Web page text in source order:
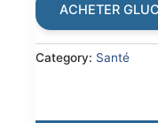
€49.00.
ACHETER
Category: Santé